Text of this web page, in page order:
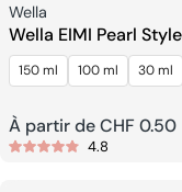
Fournisseur:
Wella
Wella EIMI Pearl
Coiffant
150 ml 100 ml 30 ml
Prix
À partir de CHF 0.50
4.8